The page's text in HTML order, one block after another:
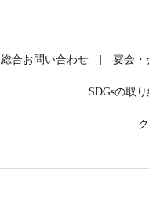
総合お問い合わせ 宴会・
SDGsの取